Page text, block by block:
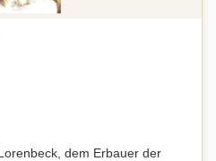
dem Erbauer der